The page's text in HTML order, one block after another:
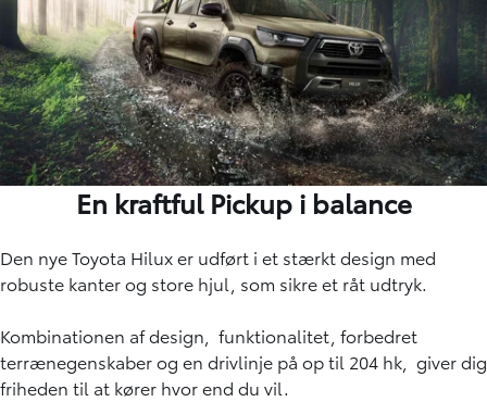
En kraftful Pickup i balance
Den nye Toyota Hilux er udført i et stærkt design med
robuste kanter og store hjul, som sikre et råt udtryk.
Kombinationen af design, funktionalitet, forbedret
terrænegenskaber og en drivlinje på op til 204 hk, giver dig
friheden til at kører hvor end du vil.